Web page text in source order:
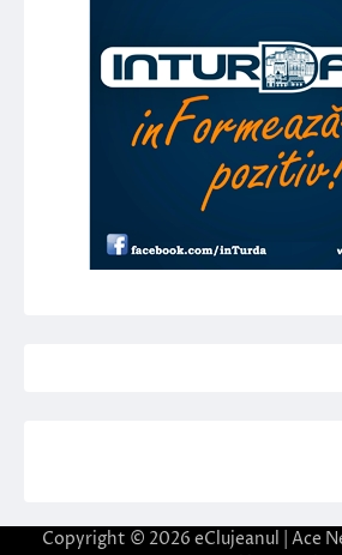
Copyright © 2026 eClujeanul | Ace